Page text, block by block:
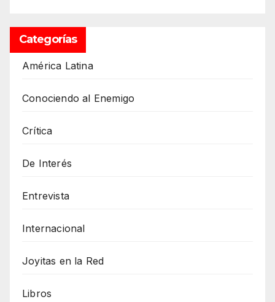
Categorías
América Latina
Conociendo al Enemigo
Crítica
De Interés
Entrevista
Internacional
Joyitas en la Red
Libros